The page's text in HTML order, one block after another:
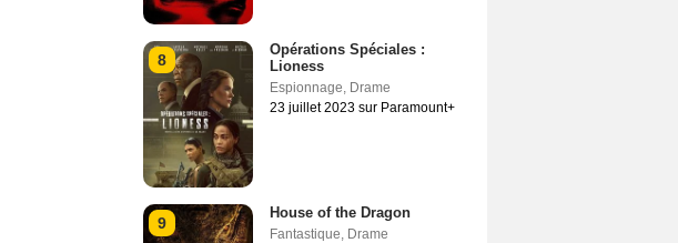
8
Opérations Spéciales :
Lioness
Espionnage, Drame
23 juillet 2023 sur Paramount+
9
House of the Dragon
Fantastique, Drame